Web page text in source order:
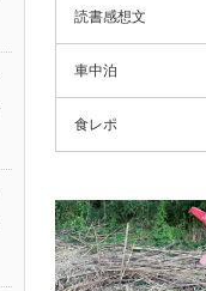
読書感想文
車中泊
食レポ